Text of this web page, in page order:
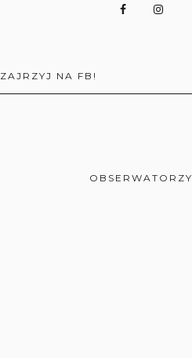
ZAJRZYJ NA FB!
OBSERWATORZY